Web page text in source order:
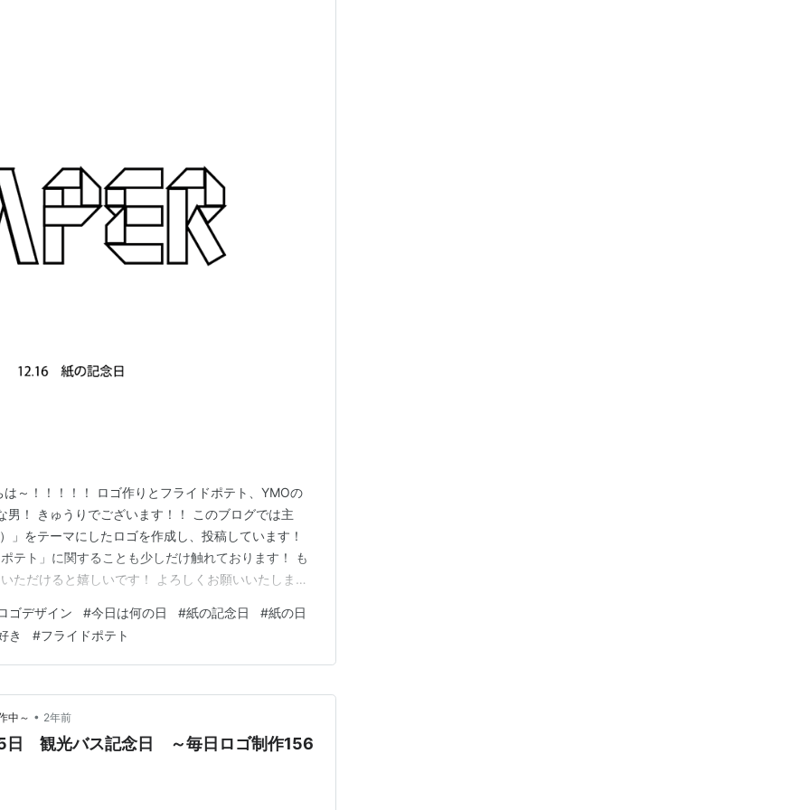
～！！！！！ ロゴ作りとフライドポテト、YMOの
男！ きゅうりでございます！！ このブログでは主
をテーマにしたロゴを作成し、投稿しています！
テト」に関することも少しだけ触れております！ も
ただけると嬉しいです！ よろしくお願いいたしま
？ もしよろしければ、ロゴの説明も見ていただける
の記念…
ゴデザイン #今日は何の日 #紙の記念日 #紙の日
き
#フライドポテト
中～ • 2年前
日 観光バス記念日 ～毎日ロゴ制作156